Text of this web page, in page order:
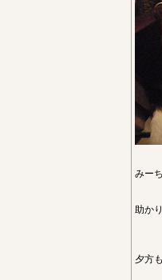
みー
助か
夕方